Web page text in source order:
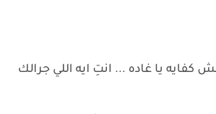
كفايه يا غاده ... انتِ ايه اللي جرالك